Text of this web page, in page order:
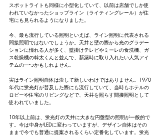
スポットライトも同様に小型化していて、以前は店舗でしか使
われていなかったショップライン（ライティングレール）が住
宅にも見られるようになりました。
今、最も流行している照明といえば、ライン照明に代表される
間接照明ではないでしょうか。天井と壁の際から光のグラデー
ションに憧れる人が多く、壁掛けテレビやミーレの食洗機、ガ
ス乾燥機の幹太くんと並んで、新築時に取り入れたい人気アイ
テムの一つかもしれません。
実はライン照明自体は決して新しいわけではありません。1970
年代に蛍光灯が普及した際にも流行していて、当時もホテルの
ロビーや住宅のリビングなどで、天井を照らす間接照明として
使われていました。
10年以上前は、蛍光灯の天井に大きな円盤型の照明が一般的で
す。今は中身がLEDに変わっていますが、デザイン自体はその
ままで今でも普通に提案されるくらい定番化しています。蛍光